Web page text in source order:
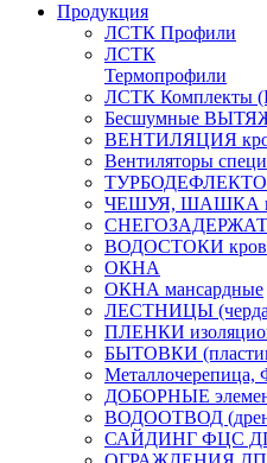
Продукция
ЛСТК Профили
ЛСТК
Термопрофили
ЛСТК Комплекты
Бесшумные
ВЕНТИЛЯЦИЯ
Вентиляторы
ЧЕШУЯ, ШАШКА
ВОДОСТОКИ
ОКНА
ОКНА мансардные
ЛЕСТНИЦЫ
ПЛЕНКИ
БЫТОВКИ
ДОБОРНЫЕ
ВОДООТВОД
САЙДИНГ ФЦС